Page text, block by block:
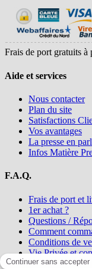
Frais de port gratuits à
Aide et services
Nous contacter
Plan du site
Satisfactions
Vos avantages
La presse en
Infos Matière
F.A.Q.
Frais de port et
1er achat ?
Questions /
Comment
Conditions de
Vie Privée et
Qui sommes-